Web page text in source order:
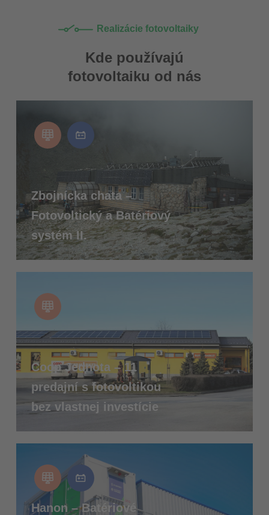
Realizácie fotovoltaiky
Kde používajú
fotovoltaiku od nás
Zbojnícka chata –
Fotovoltický a Batériový
systém II.
Coop Jednota – 11
predajní s fotovoltikou
bez vlastnej investície
Hanon – Batériové